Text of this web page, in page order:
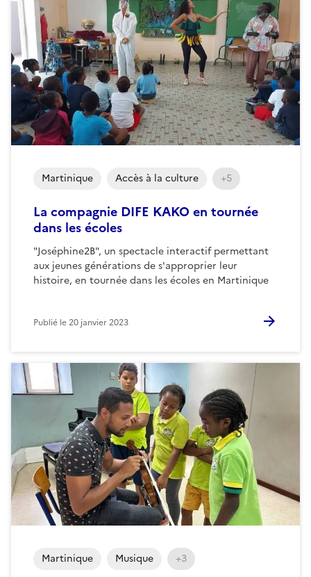
La compagnie DIFE KAKO en tournée
dans les écoles
"Joséphine2B", un spectacle interactif permettant
aux jeunes générations de s'approprier leur
histoire, en tournée dans les écoles en Martinique
Martinique Accès à la culture +5
Publié le20 janvier 2023
Martinique Musique +3